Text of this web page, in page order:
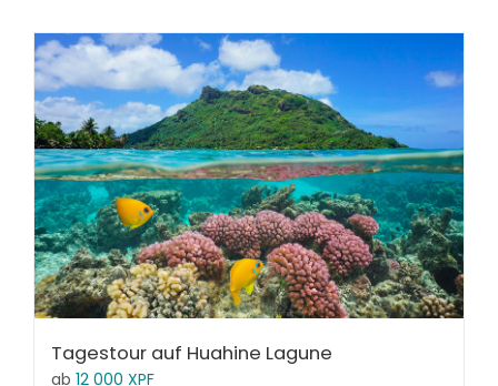
Tagestour auf Huahine Lagune
ab 12 000 XPF